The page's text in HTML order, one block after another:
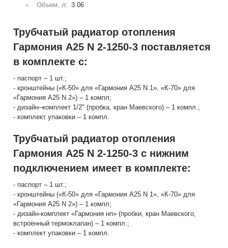
Объем, л: 3.06
Трубчатый радиатор отопления
Гармония А25 N 2-1250-3 поставляется
в комплекте с:
- паспорт – 1 шт.;
- кронштейны («К-50» для «Гармония А25 N 1», «К-70» для
«Гармония А25 N 2») – 1 компл;
- дизайн–комплект 1/2" (пробка, кран Маевского) – 1 компл.;
- комплект упаковки – 1 компл.
Трубчатый радиатор отопления
Гармония А25 N 2-1250-3 с нижним
подключением имеет в комплекте:
- паспорт – 1 шт.;
- кронштейны («К-50» для «Гармония А25 N 1», «К-70» для
«Гармония А25 N 2») – 1 компл;
- дизайн-комплект «Гармония нп» (пробки, кран Маевского,
встроенный термоклапан) – 1 компл.;
- комплект упаковки – 1 компл.